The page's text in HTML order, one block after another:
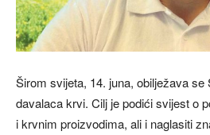
Širom svijeta, 14. juna, obilježava
davalaca krvi. Cilj je podići svijest o
i krvnim proizvodima, ali i naglasiti